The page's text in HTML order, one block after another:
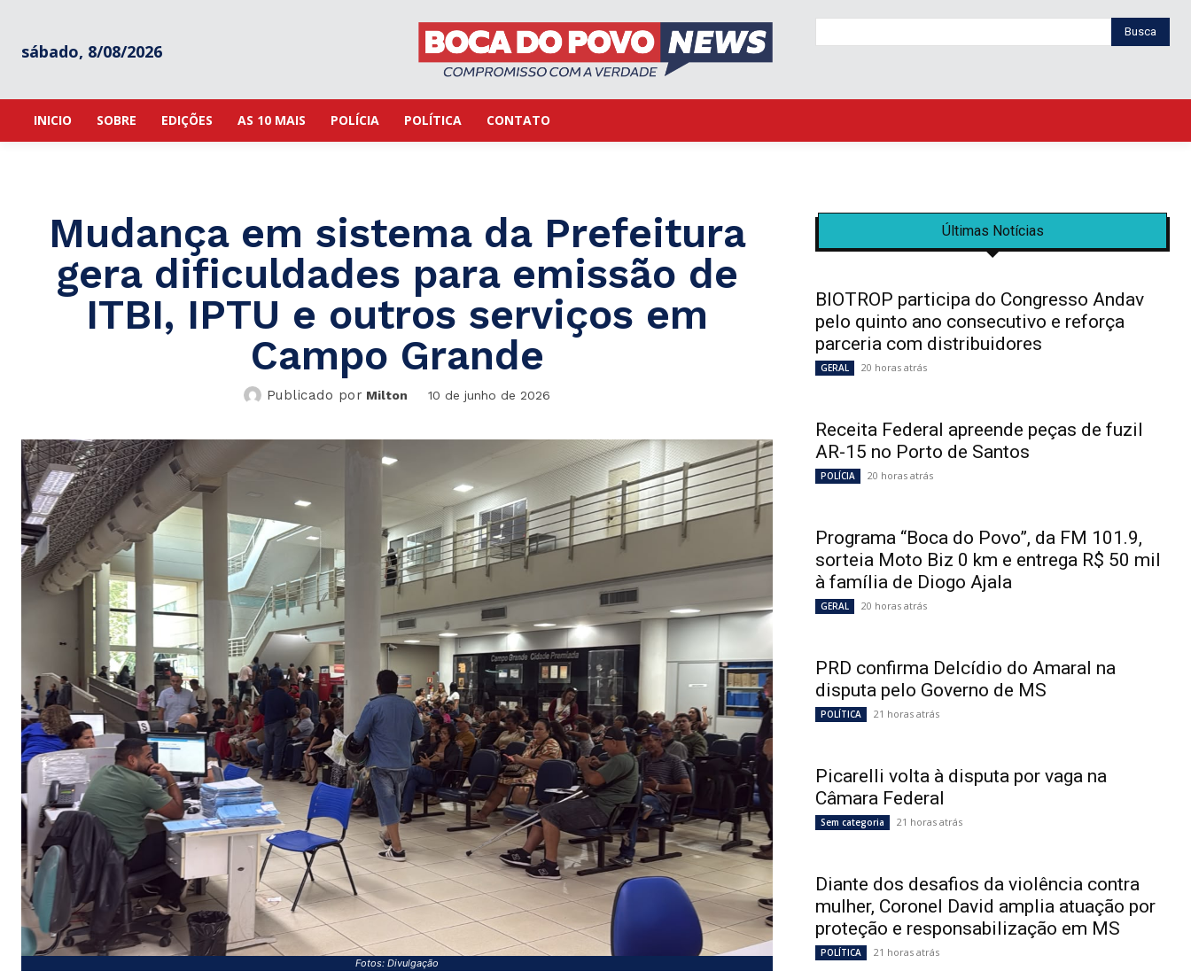
sábado, 8/08/2026
Busca
INICIO SOBRE EDIÇÕES AS 10 MAIS POLÍCIA POLÍTICA CONTATO
Mudança em sistema da Prefeitura
gera dificuldades para emissão de
ITBI, IPTU e outros serviços em
Campo Grande
Publicado por Milton 10 de junho de 2026
Fotos: Divulgação
Últimas Notícias
BIOTROP participa do Congresso Andav
pelo quinto ano consecutivo e reforça
parceria com distribuidores
GERAL 20 horas atrás
Receita Federal apreende peças de fuzil
AR-15 no Porto de Santos
POLÍCIA 20 horas atrás
Programa “Boca do Povo”, da FM 101.9,
sorteia Moto Biz 0 km e entrega R$ 50 mil
à família de Diogo Ajala
GERAL 20 horas atrás
PRD confirma Delcídio do Amaral na
disputa pelo Governo de MS
POLÍTICA 21 horas atrás
Picarelli volta à disputa por vaga na
Câmara Federal
Sem categoria 21 horas atrás
Diante dos desafios da violência contra
mulher, Coronel David amplia atuação por
proteção e responsabilização em MS
POLÍTICA 21 horas atrás